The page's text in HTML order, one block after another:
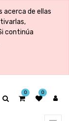
acerca de ellas
continúa
0 0